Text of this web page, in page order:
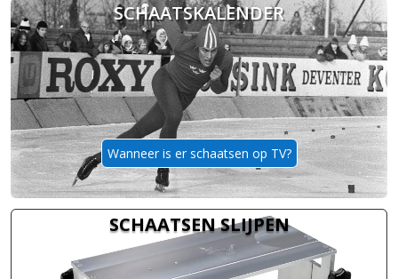
SCHAATSKALENDER
Wanneer is er schaatsen op TV?
SCHAATSEN SLIJPEN